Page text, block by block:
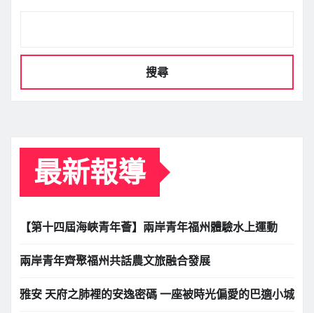
搜尋
最新報導
【第十四屆海峽青年薈】兩岸青年福州體驗水上運動
兩岸青年齊聚福州共話農文旅融合發展
雅安 天府之肺裡的安逸密碼 一座被時光偏愛的巴適小城